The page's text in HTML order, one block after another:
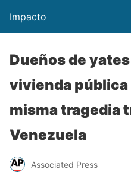
Impacto
Dueños de
vivienda
misma tragedia
Venezuela
Associated Press